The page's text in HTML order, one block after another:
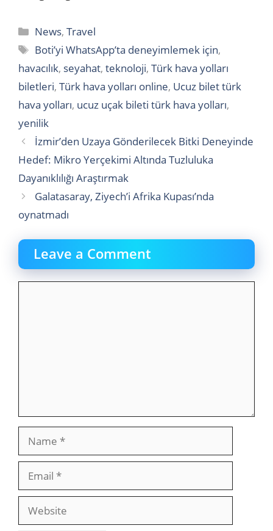
Categories
News,Travel
Tags
Boti’yi WhatsApp’ta deneyimlemek için,
havacılık, seyahat, teknoloji, Türk hava yolları
biletleri, Türk hava yolları online, Ucuz bilet türk
hava yolları, ucuz uçak bileti türk hava yolları,
yenilik
İzmir’den Uzaya Gönderilecek Bitki Deneyinde
Hedef: Mikro Yerçekimi Altında Tuzluluka
Dayanıklılığı Araştırmak
Galatasaray, Ziyech’i Afrika Kupası’nda
oynatmadı
Leave a Comment
Website